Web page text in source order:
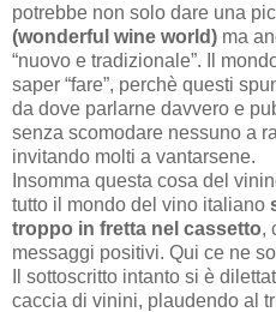
potrebbe non solo dare una
(wonderful wine world) ma
“nuovo e tradizionale”. Il
saper “fare”, perchè questi
da dove parlarne davvero e
senza scomodare nessuno a
invitando molti a vantarsene.
Insomma questa cosa del
tutto il mondo del vino italiano
troppo in fretta nel cassetto,
messaggi positivi. Qui ce ne
Il sottoscritto intanto si è
caccia di vinini, plaudendo al